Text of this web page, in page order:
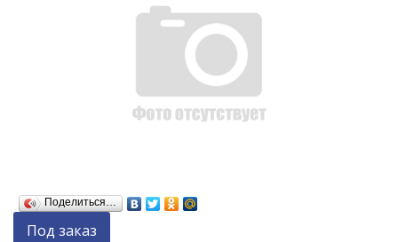
Поделиться…
Под заказ